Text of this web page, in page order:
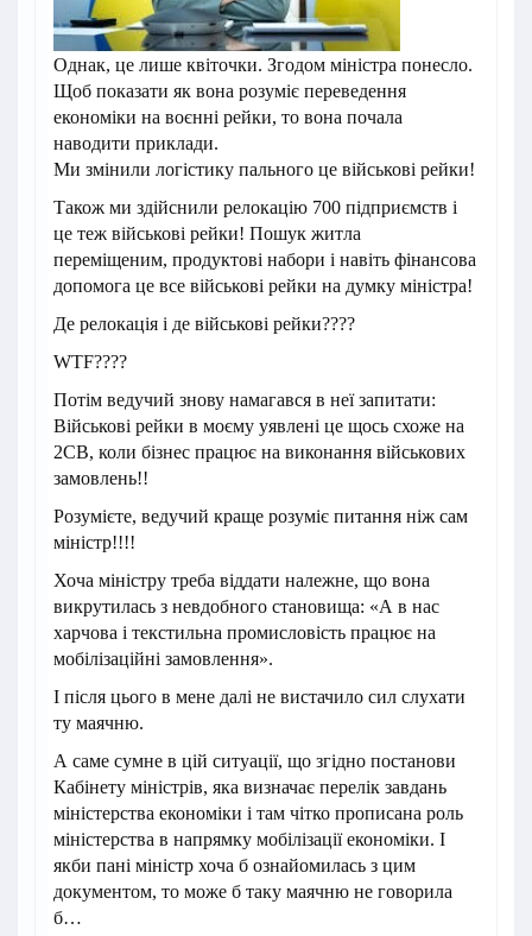
Однак, це лише квіточки. Згодом міністра понесло.
Щоб показати як вона розуміє переведення
економіки на воєнні рейки, то вона почала
наводити приклади.
Ми змінили логістику пального це військові рейки!
Також ми здійснили релокацію 700 підприємств і
це теж військові рейки! Пошук житла
переміщеним, продуктові набори і навіть фінансова
допомога це все військові рейки на думку міністра!
Де релокація і де військові рейки????
WTF????
Потім ведучий знову намагався в неї запитати:
Військові рейки в моєму уявлені це щось схоже на
2СВ, коли бізнес працює на виконання військових
замовлень!!
Розумієте, ведучий краще розуміє питання ніж сам
міністр!!!!
Хоча міністру треба віддати належне, що вона
викрутилась з невдобного становища: «А в нас
харчова і текстильна промисловість працює на
мобілізаційні замовлення».
І після цього в мене далі не вистачило сил слухати
ту маячню.
А саме сумне в цій ситуації, що згідно постанови
Кабінету міністрів, яка визначає перелік завдань
міністерства економіки і там чітко прописана роль
міністерства в напрямку мобілізації економіки. І
якби пані міністр хоча б ознайомилась з цим
документом, то може б таку маячню не говорила
б…